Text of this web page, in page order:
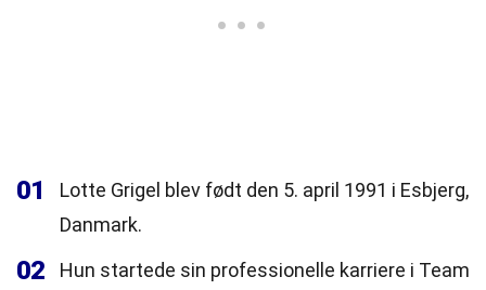
01
Lotte Grigel blev født den 5. april 1991 i Esbjerg,
Danmark.
02
Hun startede sin professionelle karriere i Team